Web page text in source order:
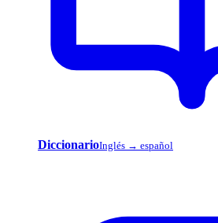
DiccionarioInglés → español